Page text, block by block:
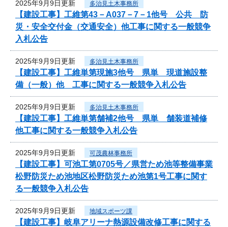
2025年9月9日更新 多治見土木事務所
【建設工事】工維第43－A037－7－1他号 公共 防
災・安全交付金（交通安全）他工事に関する一般競争
入札公告
2025年9月9日更新 多治見土木事務所
【建設工事】工維単第現施3他号 県単 現道施設整
備（一般）他 工事に関する一般競争入札公告
2025年9月9日更新 多治見土木事務所
【建設工事】工維単第舗補2他号 県単 舗装道補修
他工事に関する一般競争入札公告
2025年9月9日更新 可茂農林事務所
【建設工事】可池工第0705号／県営ため池等整備事業
松野防災ため池地区松野防災ため池第1号工事に関す
る一般競争入札公告
2025年9月9日更新 地域スポーツ課
【建設工事】岐阜アリーナ熱源設備改修工事に関する